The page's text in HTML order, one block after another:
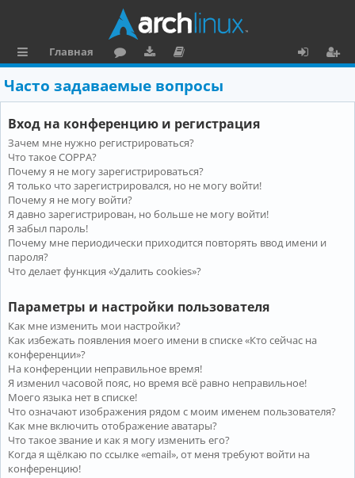
ы
л
к
и
Главная
ру
м
ру
зк
и
ку
м
е
н
та
ц
и
я
о
и
Часто задаваемые вопросы
Вход на конференцию и регистрация
Зачем мне нужно регистрироваться?
Что такое COPPA?
Почему я не могу зарегистрироваться?
Я только что зарегистрировался, но не могу войти!
Почему я не могу войти?
Я давно зарегистрирован, но больше не могу войти!
Я забыл пароль!
Почему мне периодически приходится повторять ввод имени и
пароля?
Что делает функция «Удалить cookies»?
Параметры и настройки пользователя
Как мне изменить мои настройки?
Как избежать появления моего имени в списке «Кто сейчас на
конференции»?
На конференции неправильное время!
Я изменил часовой пояс, но время всё равно неправильное!
Моего языка нет в списке!
Что означают изображения рядом с моим именем пользователя?
Как мне включить отображение аватары?
Что такое звание и как я могу изменить его?
Когда я щёлкаю по ссылке «email», от меня требуют войти на
конференцию!